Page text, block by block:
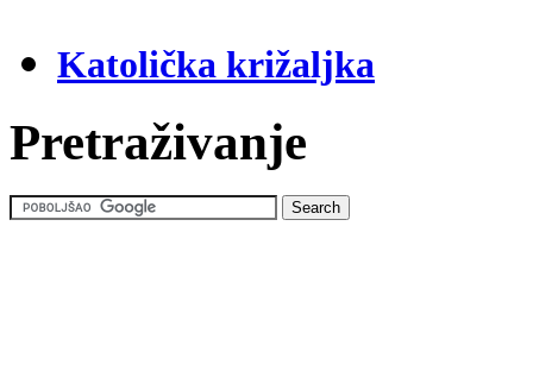
Katolička križaljka
Pretraživanje